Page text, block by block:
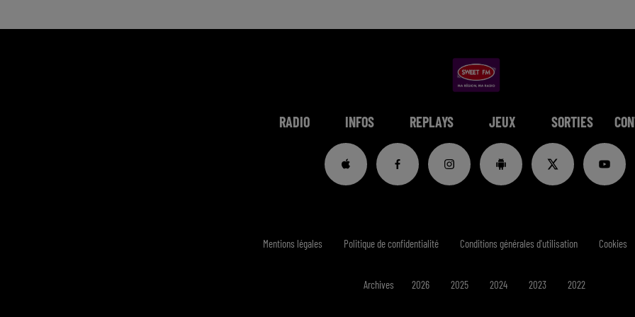
RADIO INFOS REPLAYS JEUX SORTIES
Mentions légales Politique de confidentialité Conditions générales d'utilisation Cookies
Archives 2026 2025 2024 2023 2022